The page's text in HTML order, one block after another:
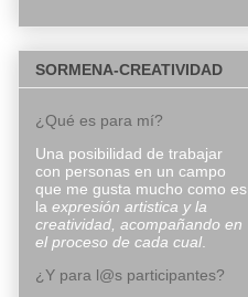
SORMENA-CREATIVIDAD
¿Qué es para mí?
Una posibilidad de trabajar
con personas en un campo
que me gusta mucho como es
la expresión artistica y la
creatividad, acompañando en
el proceso de cada cual.
¿Y para l@s participantes?